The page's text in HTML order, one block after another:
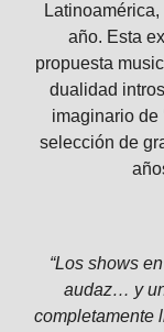
año. Esta
propuesta
dualidad
imaginario de
selección de
“Los shows
audaz… y
completamente